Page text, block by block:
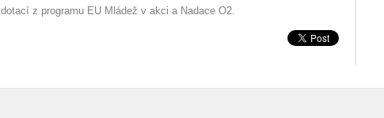
dotací z programu EU Mládež v akci a Nadace O2.